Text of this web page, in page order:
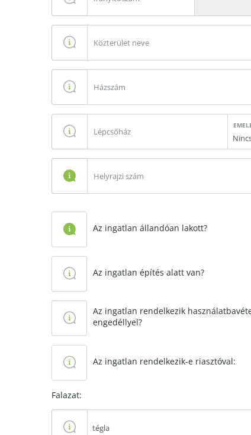
Az ingatlan állandóan lakott?
Az ingatlan építés alatt van?
Az ingatlan rendelkezik
engedéllyel?
Az ingatlan rendelkezik-e riasztóval:
Falazat:
tégla